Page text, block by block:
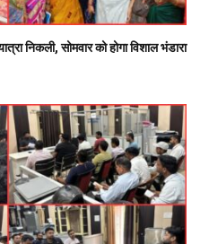
निकली, सोमवार को होगा विशाल भंडारा